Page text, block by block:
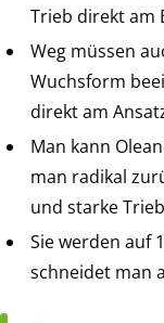
Trieb direkt am
Weg müssen
Wuchsform
direkt am
Man kann
man radikal
und starke
Sie werden auf
schneidet man